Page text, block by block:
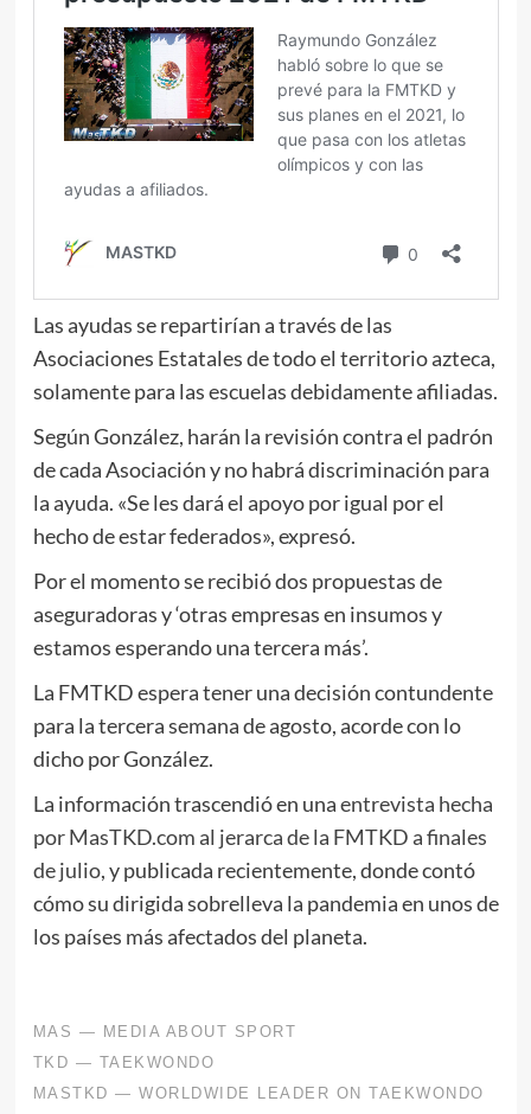
Las ayudas se repartirían a través de las
Asociaciones Estatales de todo el territorio azteca,
solamente para las escuelas debidamente afiliadas.
Según González, harán la revisión contra el padrón
de cada Asociación y no habrá discriminación para
la ayuda. «Se les dará el apoyo por igual por el
hecho de estar federados», expresó.
Por el momento se recibió dos propuestas de
aseguradoras y ‘otras empresas en insumos y
estamos esperando una tercera más’.
La FMTKD espera tener una decisión contundente
para la tercera semana de agosto, acorde con lo
dicho por González.
La información trascendió en unaentrevista hecha
por MasTKD.com al jerarca de la FMTKD a finales
de julio, y publicada recientemente, donde contó
cómo su dirigida sobrelleva la pandemia en unos de
los países más afectados del planeta.